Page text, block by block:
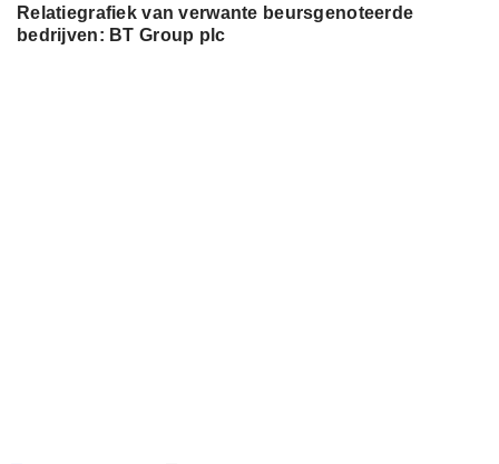
Relatiegrafiek van verwante beursgenoteerde
bedrijven: BT Group plc